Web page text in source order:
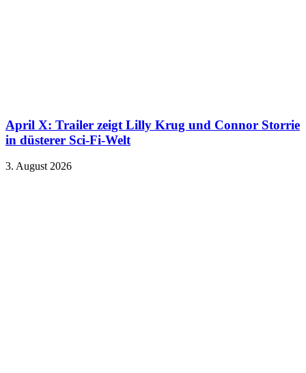
April X: Trailer zeigt Lilly Krug und Connor Storrie
in düsterer Sci-Fi-Welt
3. August 2026